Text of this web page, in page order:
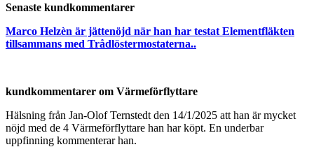
Senaste kundkommentarer
Marco Helzèn är jättenöjd när han har testat Elementfläkten
tillsammans med Trådlöstermostaterna..
kundkommentarer om Värmeförflyttare
Hälsning från Jan-Olof Ternstedt den 14/1/2025 att han är mycket
nöjd med de 4 Värmeförflyttare han har köpt. En underbar
uppfinning kommenterar han.